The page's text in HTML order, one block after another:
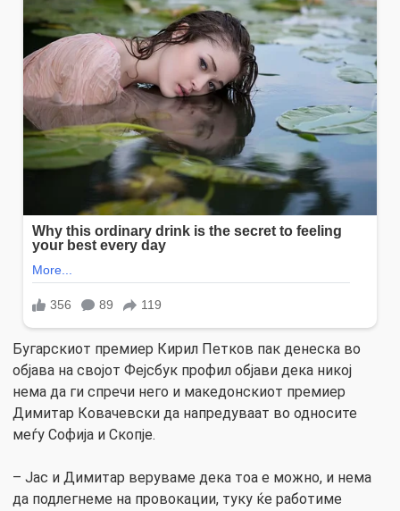
Бугарскиот премиер Кирил Петков пак денеска во
објава на својот Фејсбук профил објави дека никој
нема да ги спречи него и македонскиот премиер
Димитар Ковачевски да напредуваат во односите
меѓу Софија и Скопје.
– Јас и Димитар веруваме дека тоа е можно, и нема
да подлегнеме на провокации, туку ќе работиме